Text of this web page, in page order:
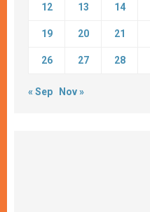
12 13 14
19 20 21
26 27 28
« Sep Nov »